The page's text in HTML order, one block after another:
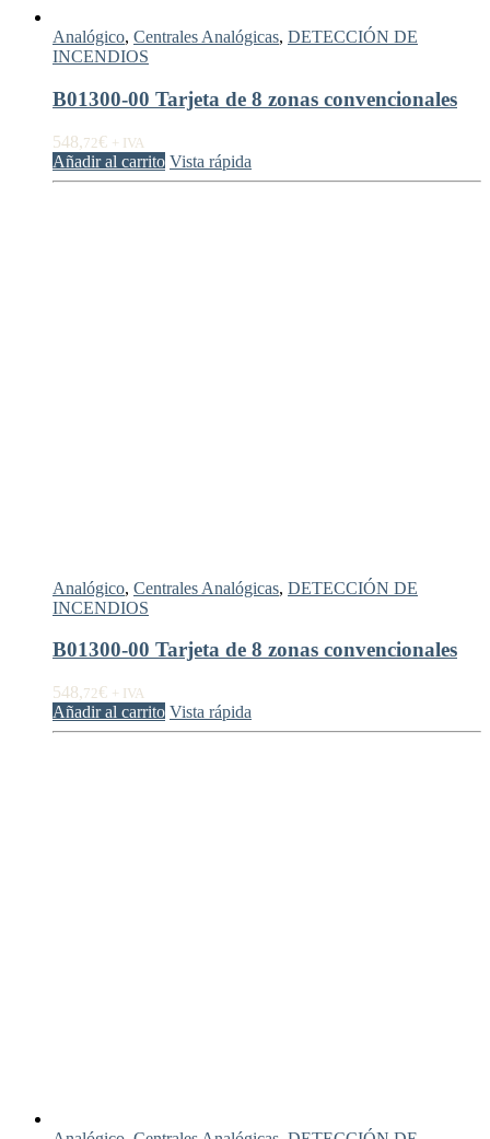
Analógico, Centrales Analógicas, DETECCIÓN DE
INCENDIOS
B01300-00 Tarjeta de 8 zonas convencionales
548,72€ + IVA
Añadir al carrito Vista rápida
Analógico, Centrales Analógicas, DETECCIÓN DE
INCENDIOS
B01300-00 Tarjeta de 8 zonas convencionales
548,72€ + IVA
Añadir al carrito Vista rápida